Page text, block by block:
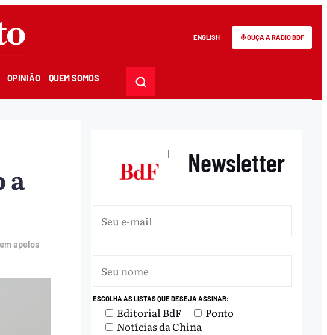
ENGLISH OUÇA A RÁDIO BDF
OPINIÃO QUEM SOMOS
a
apelos
| Newsletter
ESCOLHA AS LISTAS QUE DESEJA ASSINAR:
Editorial BdF
Ponto
Notícias da China